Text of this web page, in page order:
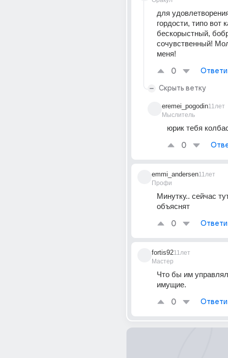
для
гордости, типо вот
бескорыстный,
сочувственный!
меня!
0
Скрыть ветку
eremei_pogodin
Мыслитель
11лет
юрик тебя
0
emmi_andersen
Профи
11лет
Минутку.. сейчас
объяснят
0
fortis92
Мастер
11лет
Что бы им
имущие.
0